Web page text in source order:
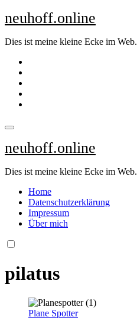
Zum
Inhalt
neuhoff.online
Dies ist meine kleine Ecke im Web.
neuhoff.online
Dies ist meine kleine Ecke im Web.
Home
Datenschutzerklärung
Impressum
Über mich
pilatus
Plane Spotter